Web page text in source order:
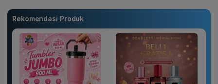
Rekomendasi Produk